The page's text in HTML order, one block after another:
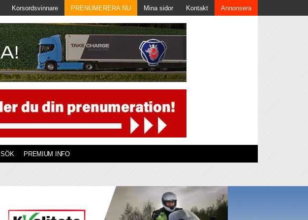
Korsordsvinnare PRENUMERERA NU Mina sidor Kontakt Annonsera
SÖK PREMIUM INFO